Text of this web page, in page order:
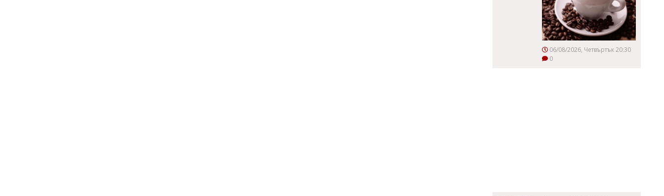
06/08/2026, Четвъртък 20:30
0